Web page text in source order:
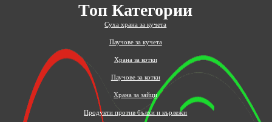
Топ Категории
Суха храна за кучета
Паучове за кучета
Храна за котки
Паучове за котки
Храна за зайци
Продукти против бълхи и кърлежи